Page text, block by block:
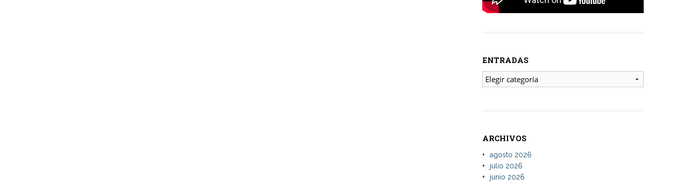
ENTRADAS
ENTRADAS
ARCHIVOS
agosto 2026
julio 2026
junio 2026